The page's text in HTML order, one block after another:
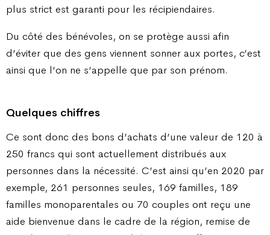
plus strict est garanti pour les récipiendaires.
Du côté des bénévoles, on se protège aussi afin
d’éviter que des gens viennent sonner aux portes, c’est
ainsi que l’on ne s’appelle que par son prénom.
Quelques chiffres
Ce sont donc des bons d’achats d’une valeur de 120 à
250 francs qui sont actuellement distribués aux
personnes dans la nécessité. C’est ainsi qu’en 2020 par
exemple, 261 personnes seules, 169 familles, 189
familles monoparentales ou 70 couples ont reçu une
aide bienvenue dans le cadre de la région, remise de